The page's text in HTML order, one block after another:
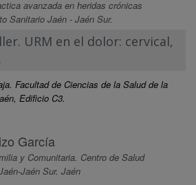
avanzada en heridas crónicas
Sanitario Jaén - Jaén Sur.
URM en el dolor: cervical,
Facultad de Ciencias de la Salud de la
Edificio C3.
García
y Comunitaria. Centro de Salud
Jaén Sur. Jaén